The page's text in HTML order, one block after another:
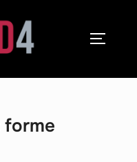
forme